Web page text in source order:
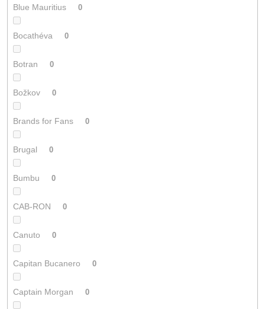
Blue Mauritius 0
Bocathéva 0
Botran 0
Božkov 0
Brands for Fans 0
Brugal 0
Bumbu 0
CAB-RON 0
Canuto 0
Capitan Bucanero 0
Captain Morgan 0